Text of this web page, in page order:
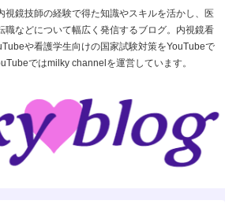
視鏡技師の経験で得た知識やスキルを活かし、医
職などについて幅広く発信するブログ。内視鏡看
や看護学生向けの国家試験対策をYouTubeで
ではmilky channelを運営しています。